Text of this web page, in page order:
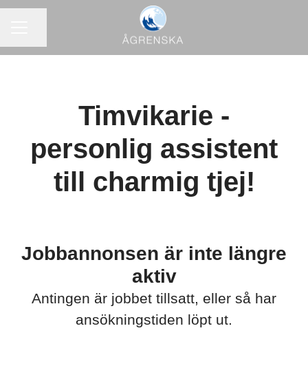
Timvikarie -
personlig assistent
till charmig tjej!
Jobbannonsen är inte längre
aktiv
Antingen är jobbet tillsatt, eller så har
ansökningstiden löpt ut.